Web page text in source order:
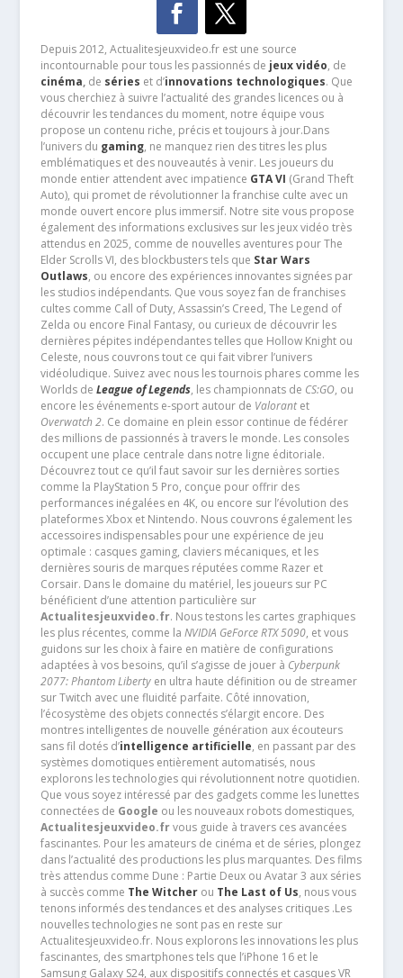
Depuis 2012, Actualitesjeuxvideo.fr est une source
incontournable pour tous les passionnés de jeux vidéo, de
cinéma,de séries et d’innovations technologiques. Que
vous cherchiez à suivre l’actualité des grandes licences ou à
découvrir les tendances du moment, notre équipe vous
propose un contenu riche, précis et toujours à jour.Dans
l’univers du gaming, ne manquez rien des titres les plus
emblématiques et des nouveautés à venir. Les joueurs du
monde entier attendent avec impatience GTA VI (Grand Theft
Auto), qui promet de révolutionner la franchise culte avec un
monde ouvert encore plus immersif. Notre site vous propose
également des informations exclusives sur les jeux vidéo très
attendus en 2025, comme de nouvelles aventures pour The
Elder Scrolls VI, des blockbusters tels que Star Wars
Outlaws, ou encore des expériences innovantes signées par
les studios indépendants. Que vous soyez fan de franchises
cultes comme Call of Duty, Assassin’s Creed, The Legend of
Zelda ou encore Final Fantasy, ou curieux de découvrir les
dernières pépites indépendantes telles que Hollow Knight ou
Celeste, nous couvrons tout ce qui fait vibrer l’univers
vidéoludique. Suivez avec nous les tournois phares comme les
Worlds de League of Legends, les championnats de CS:GO, ou
encore les événements e-sport autour de Valorantet
Overwatch 2. Ce domaine en plein essor continue de fédérer
des millions de passionnés à travers le monde. Les consoles
occupent une place centrale dans notre ligne éditoriale.
Découvrez tout ce qu’il faut savoir sur les dernières sorties
comme la PlayStation 5 Pro, conçue pour offrir des
performances inégalées en 4K, ou encore sur l’évolution des
plateformes Xbox et Nintendo. Nous couvrons également les
accessoires indispensables pour une expérience de jeu
optimale : casques gaming, claviers mécaniques, et les
dernières souris de marques réputées comme Razer et
Corsair. Dans le domaine du matériel, les joueurs sur PC
bénéficient d’une attention particulière sur
Actualitesjeuxvideo.fr. Nous testons les cartes graphiques
les plus récentes, comme la NVIDIA GeForce RTX 5090, et vous
guidons sur les choix à faire en matière de configurations
adaptées à vos besoins, qu’il s’agisse de jouer à Cyberpunk
2077: Phantom Libertyen ultra haute définition ou de streamer
sur Twitch avec une fluidité parfaite. Côté innovation,
l’écosystème des objets connectés s’élargit encore. Des
montres intelligentes de nouvelle génération aux écouteurs
sans fil dotés d’intelligence artificielle, en passant par des
systèmes domotiques entièrement automatisés, nous
explorons les technologies qui révolutionnent notre quotidien.
Que vous soyez intéressé par des gadgets comme les lunettes
connectées de Google ou les nouveaux robots domestiques,
Actualitesjeuxvideo.frvous guide à travers ces avancées
fascinantes. Pour les amateurs de cinéma et de séries, plongez
dans l’actualité des productions les plus marquantes. Des films
très attendus comme Dune : Partie Deux ou Avatar 3 aux séries
à succès comme The Witcherou The Last of Us, nous vous
tenons informés des tendances et des analyses critiques .Les
nouvelles technologies ne sont pas en reste sur
Actualitesjeuxvideo.fr. Nous explorons les innovations les plus
fascinantes, des smartphones tels que l’iPhone 16 et le
Samsung Galaxy S24, aux dispositifs connectés et casques VR